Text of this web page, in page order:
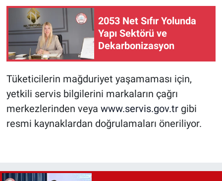
2053 Net Sıfır Yolunda
Yapı Sektörü ve
Dekarbonizasyon
Tüketicilerin mağduriyet yaşamaması için,
yetkili servis bilgilerini markaların çağrı
merkezlerinden veya www.servis.gov.trgibi
resmi kaynaklardan doğrulamaları öneriliyor.